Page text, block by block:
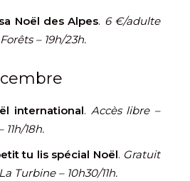
Noël des Alpes. 6 €/adulte
– 19h/23h.
international. Accès libre –
18h.
tu lis spécial Noël. Gratuit
Turbine – 10h30/11h.